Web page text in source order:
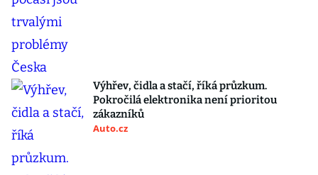
Výhřev, čidla a stačí, říká průzkum.
Pokročilá elektronika není prioritou
zákazníků
Auto.cz